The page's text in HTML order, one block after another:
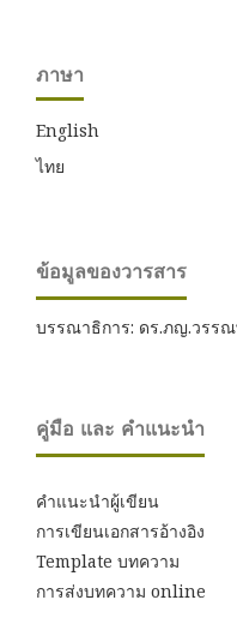
ภาษา
English
ไทย
ข้อมูลของวารสาร
บรรณาธิการ: ดร.ภญ.วรร
คู่มือ และ คำแนะนำ
คำแนะนำผู้เขียน
การเขียนเอกสารอ้างอิง
Template บทความ
การส่งบทความ online